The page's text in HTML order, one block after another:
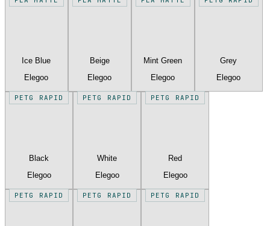
Ice Blue
Elegoo
Beige
Elegoo
Mint Green
Elegoo
Grey
Elegoo
PETG RAPID
Black
Elegoo
PETG RAPID
White
Elegoo
PETG RAPID
Red
Elegoo
PETG RAPID PETG RAPID PETG RAPID